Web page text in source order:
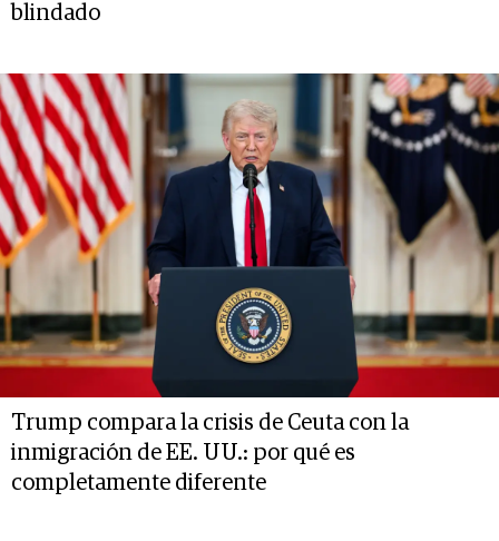
blindado
Trump compara la crisis de Ceuta con la
inmigración de EE. UU.: por qué es
completamente diferente